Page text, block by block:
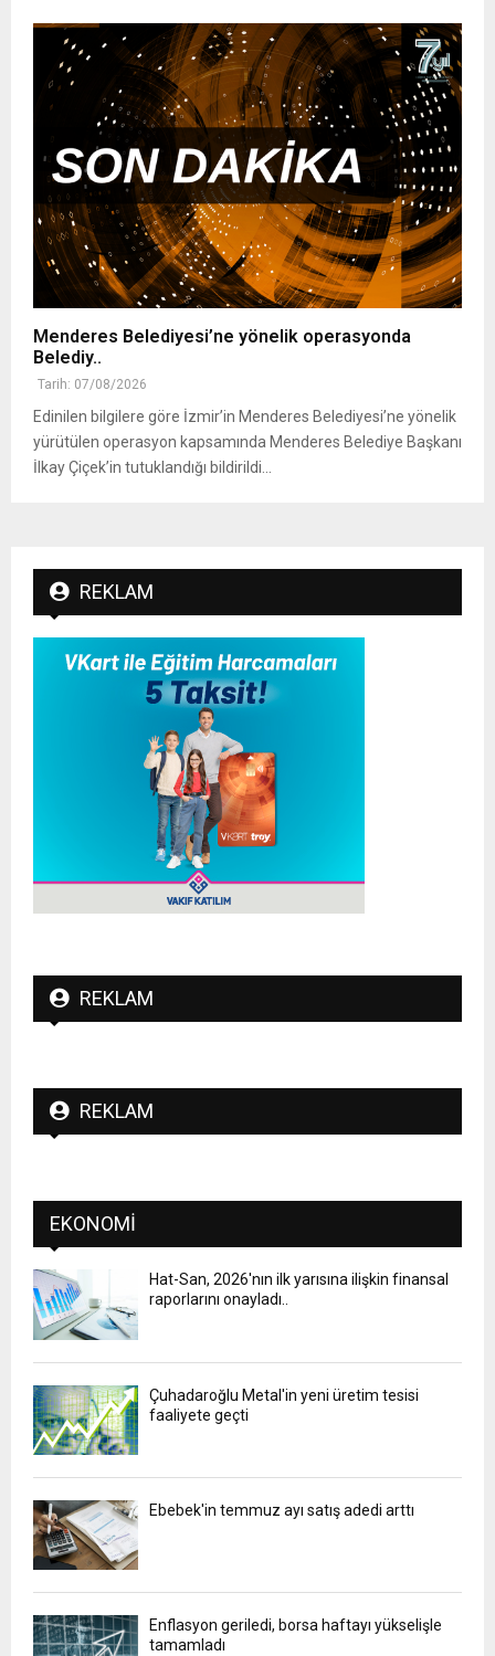
Menderes Belediyesi’ne yönelik operasyonda
Belediy..
Tarih: 07/08/2026
Edinilen bilgilere göre İzmir’in Menderes Belediyesi’ne yönelik
yürütülen operasyon kapsamında Menderes Belediye Başkanı
İlkay Çiçek’in tutuklandığı bildirildi...
REKLAM
REKLAM
REKLAM
EKONOMI
Hat-San, 2026'nın ilk yarısına ilişkin finansal
raporlarını onayladı..
Çuhadaroğlu Metal'in yeni üretim tesisi
faaliyete geçti
Ebebek'in temmuz ayı satış adedi arttı
Enflasyon geriledi, borsa haftayı yükselişle
tamamladı